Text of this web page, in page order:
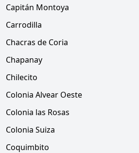
Capitán Montoya
Carrodilla
Chacras de Coria
Chapanay
Chilecito
Colonia Alvear Oeste
Colonia las Rosas
Colonia Suiza
Coquimbito